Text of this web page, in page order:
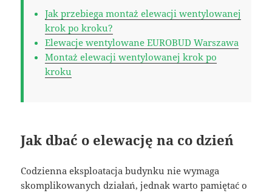
Jak przebiega montaż elewacji wentylowanej
krok po kroku?
Elewacje wentylowane EUROBUD Warszawa
Montaż elewacji wentylowanej krok po
kroku
Jak dbać o elewację na co dzień
Codzienna eksploatacja budynku nie wymaga
skomplikowanych działań, jednak warto pamiętać o